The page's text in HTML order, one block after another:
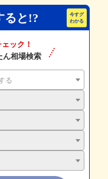
ると!?
ック！
ん相場検索
る